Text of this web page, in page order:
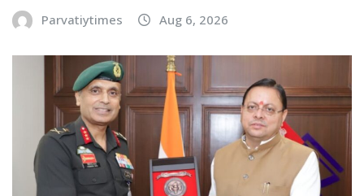
Parvatiytimes Aug 6, 2026